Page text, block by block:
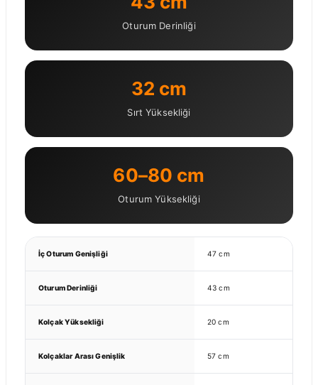
Oturum Derinliği
32 cm
Sırt Yüksekliği
60–80 cm
Oturum Yüksekliği
İç Oturum Genişliği 47 cm
Oturum Derinliği 43 cm
Kolçak Yüksekliği 20 cm
Kolçaklar Arası Genişlik 57 cm